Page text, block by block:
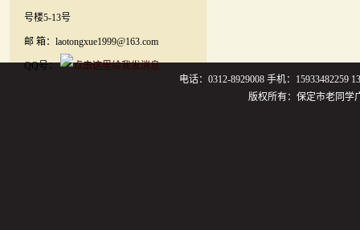
号楼5-13号
邮 箱：laotongxue1999@163.com
QQ号：
电话：0312-8929008 手机：15933482259
版权所有：保定市老同学